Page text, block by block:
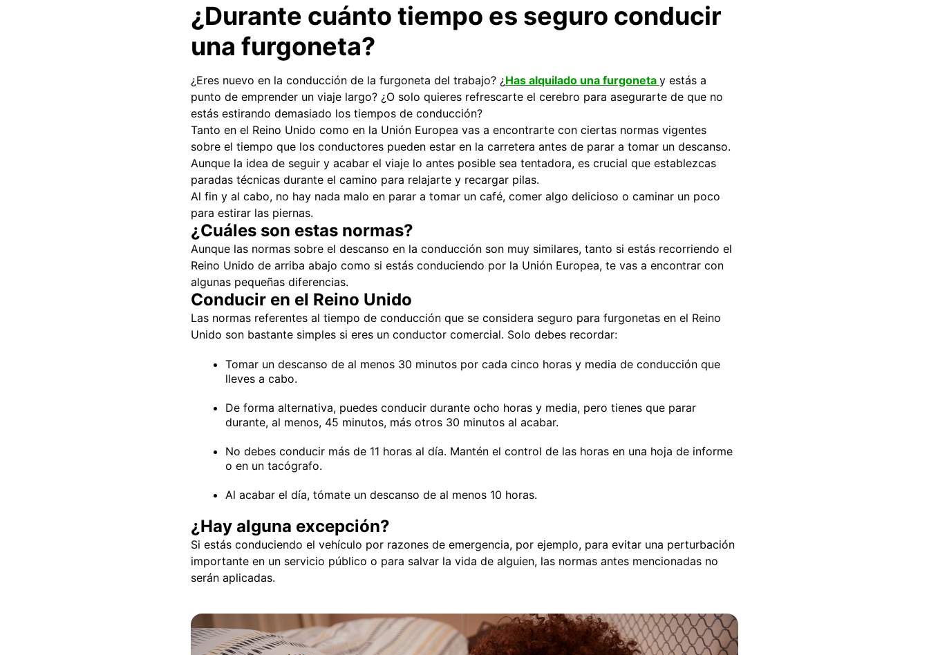
¿Durante cuánto tiempo es seguro conducir
una furgoneta?
¿Eres nuevo en la conducción de la furgoneta del trabajo? ¿Has alquilado una furgoneta y estás a
punto de emprender un viaje largo? ¿O solo quieres refrescarte el cerebro para asegurarte de que no
estás estirando demasiado los tiempos de conducción?
Tanto en el Reino Unido como en la Unión Europea vas a encontrarte con ciertas normas vigentes
sobre el tiempo que los conductores pueden estar en la carretera antes de parar a tomar un descanso.
Aunque la idea de seguir y acabar el viaje lo antes posible sea tentadora, es crucial que establezcas
paradas técnicas durante el camino para relajarte y recargar pilas.
Al fin y al cabo, no hay nada malo en parar a tomar un café, comer algo delicioso o caminar un poco
para estirar las piernas.
¿Cuáles son estas normas?
Aunque las normas sobre el descanso en la conducción son muy similares, tanto si estás recorriendo el
Reino Unido de arriba abajo como si estás conduciendo por la Unión Europea, te vas a encontrar con
algunas pequeñas diferencias.
Conducir en el Reino Unido
Las normas referentes al tiempo de conducción que se considera seguro para furgonetas en el Reino
Unido son bastante simples si eres un conductor comercial. Solo debes recordar:
Tomar un descanso de al menos 30 minutos por cada cinco horas y media de conducción que
lleves a cabo.
De forma alternativa, puedes conducir durante ocho horas y media, pero tienes que parar
durante, al menos, 45 minutos, más otros 30 minutos al acabar.
No debes conducir más de 11 horas al día. Mantén el control de las horas en una hoja de informe
o en un tacógrafo.
Al acabar el día, tómate un descanso de al menos 10 horas.
¿Hay alguna excepción?
Si estás conduciendo el vehículo por razones de emergencia, por ejemplo, para evitar una perturbación
importante en un servicio público o para salvar la vida de alguien, las normas antes mencionadas no
serán aplicadas.